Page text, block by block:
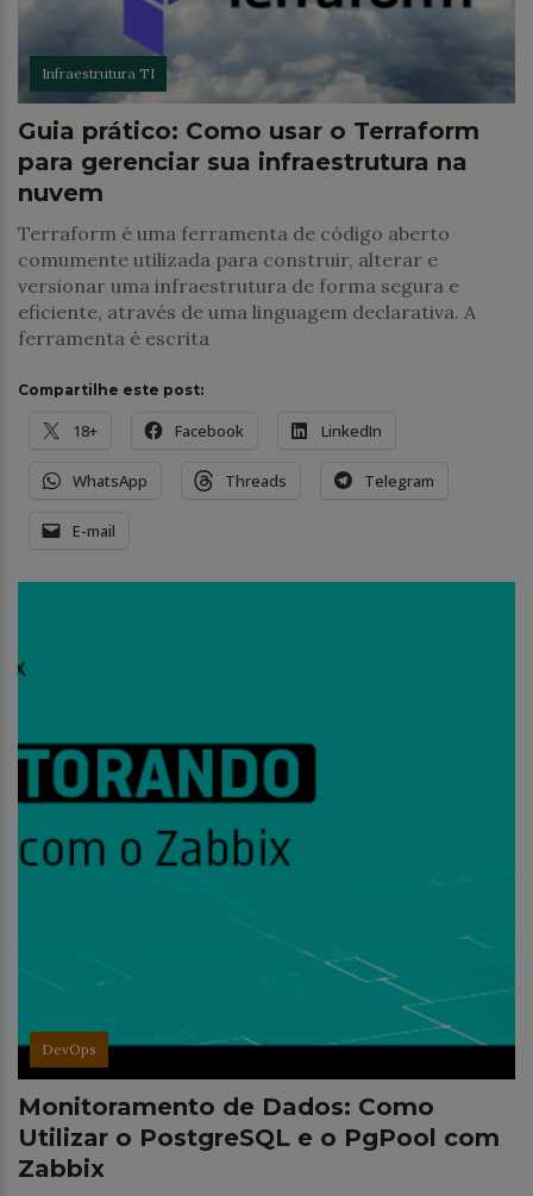
Infraestrutura TI
Guia prático: Como usar o Terraform
para gerenciar sua infraestrutura na
nuvem
Terraform é uma ferramenta de código aberto
comumente utilizada para construir, alterar e
versionar uma infraestrutura de forma segura e
eficiente, através de uma linguagem declarativa. A
ferramenta é escrita
Compartilhe este post:
18+ Facebook LinkedIn
WhatsApp Threads Telegram
E-mail
DevOps
Monitoramento de Dados: Como
Utilizar o PostgreSQL e o PgPool com
Zabbix